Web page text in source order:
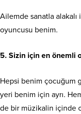
Ailemde sanatla
oyuncusu benim.
5. Sizin için en önemli
Hepsi benim çocuğum
yeri benim için ayrı.
de bir müzikalin içinde